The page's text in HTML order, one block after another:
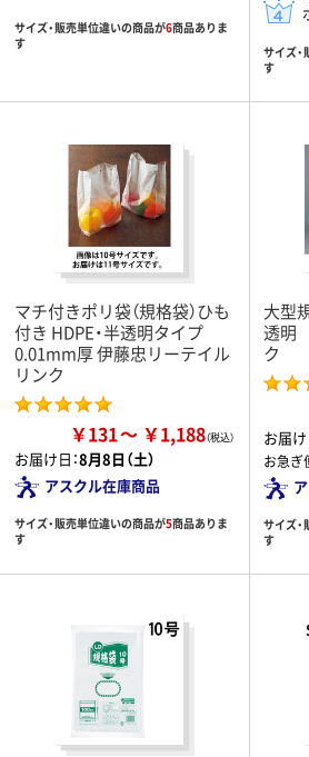
サイズ・販売単位違いの商品が6商品ありま
す
サイズ
す
マチ付きポリ袋（規格袋）ひも
付き HDPE・半透明タイプ
0.01mm厚 伊藤忠リーテイル
リンク
￥131 ￥1,188
お届け日：8月8日（土）
アスクル在庫商品
サイズ・販売単位違いの商品が5商品ありま
す
大型
透明
ク
お届け
お急ぎ
サイズ
す